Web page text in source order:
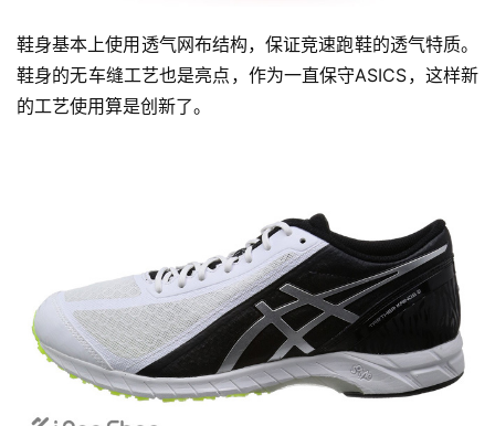
鞋身基本上使用透气网布结构，保证竞速跑鞋的透气特质。
鞋身的无车缝工艺也是亮点，作为一直保守ASICS，这样新
的工艺使用算是创新了。